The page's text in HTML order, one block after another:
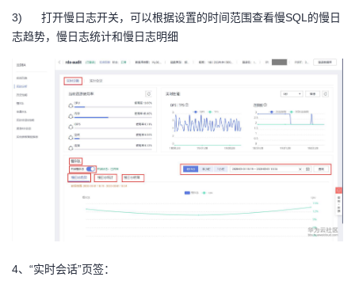
3) 打开慢日志开关，可以根据设置的时间范围查看慢SQL的慢日
志趋势，慢日志统计和慢日志明细
4、“实时会话”页签：